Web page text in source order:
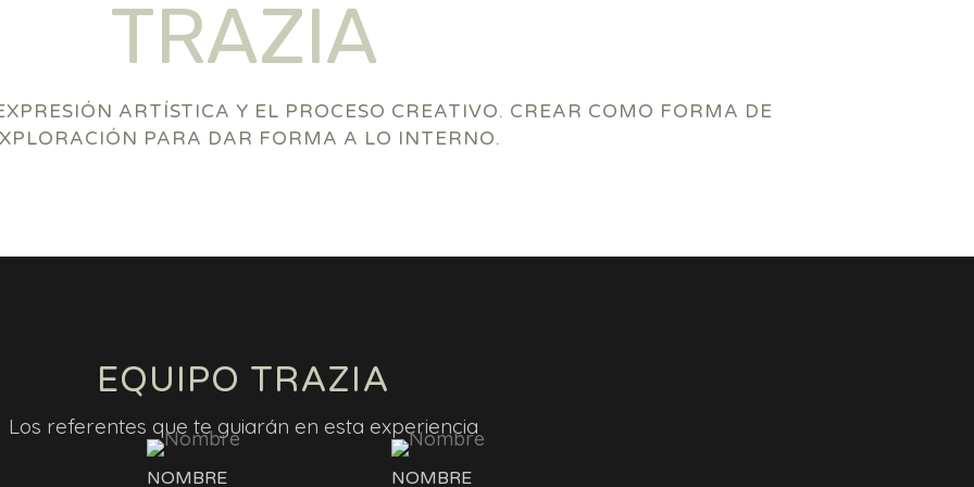
TRAZIA
ARTÍSTICA Y EL PROCESO CREATIVO. CREAR COMO FORMA DE
PARA DAR FORMA A LO INTERNO.
EQUIPO TRAZIA
Los referentes que te guiarán en esta experiencia
NOMBRE NOMBRE